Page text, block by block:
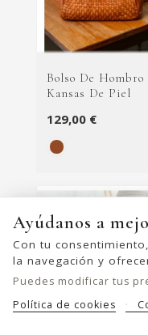
Bolso De Hombro
Kansas De Piel
129,00 €
Ayúdanos a
Con tu
la navegación y
Puedes modificar tus
Política de cookies